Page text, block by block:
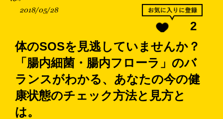
2018/05/28
2
体のSOSを見逃していませんか？
「腸内細菌・腸内フローラ」のバ
ランスがわかる、あなたの今の健
康状態のチェック方法と見方と
は。